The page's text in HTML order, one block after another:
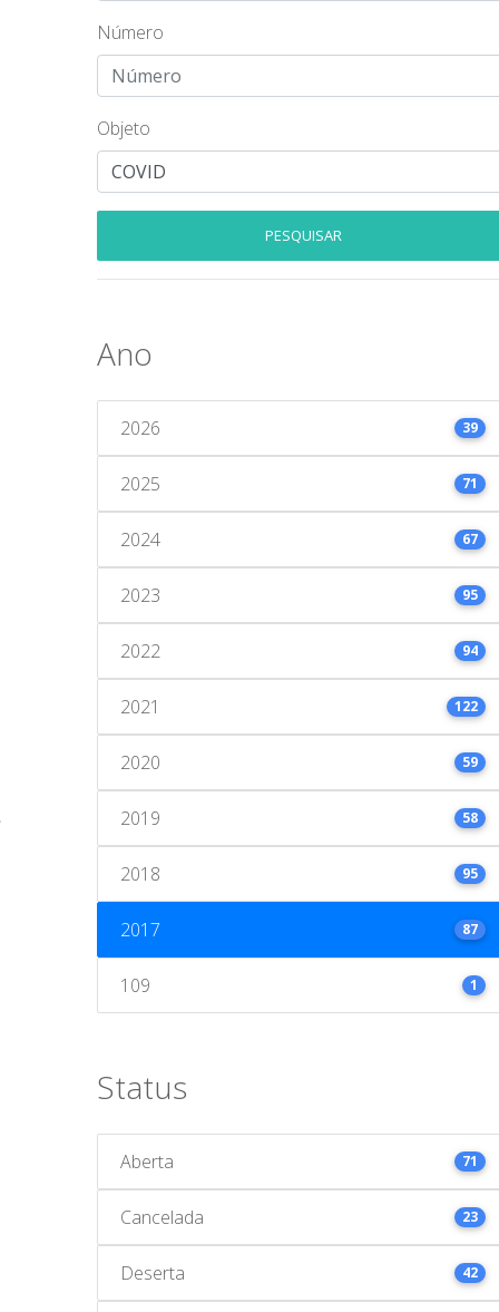
Número
Objeto
PESQUISAR
Ano
2026 39
2025 71
2024 67
2023 95
2022 94
2021 122
2020 59
2019 58
2018 95
2017 87
109 1
Status
Aberta 71
Cancelada 23
Deserta 42